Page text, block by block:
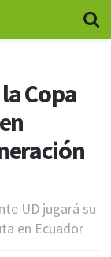
Copa
UD jugará su
en Ecuador